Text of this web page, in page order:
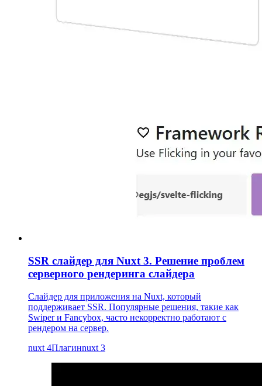
SSR слайдер для Nuxt 3. Решение проблем
серверного рендеринга слайдера
Слайдер для приложения на Nuxt, который
поддерживает SSR. Популярные решения, такие как
Swiper и Fancybox, часто некорректно работают с
рендером на сервер.
nuxt 4Плагинnuxt 3